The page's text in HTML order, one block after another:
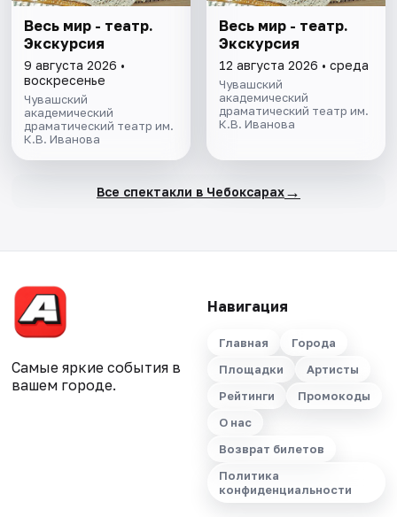
Весь мир - театр.
Экскурсия
9 августа 2026 •
воскресенье
Чувашский
академический
драматический театр им.
К.В. Иванова
Весь мир - театр.
Экскурсия
12 августа 2026 • среда
Чувашский
академический
драматический театр им.
К.В. Иванова
Все спектакли в Чебоксарах→
Самые яркие события в
вашем городе.
Навигация
Главная
Города
Площадки
Артисты
Рейтинги
Промокоды
О нас
Возврат билетов
Политика
конфиденциальности